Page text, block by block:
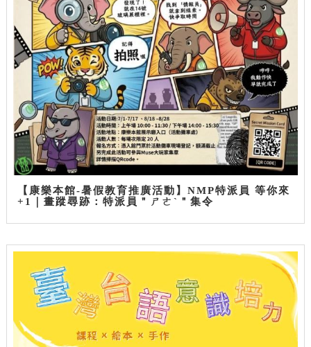
【康樂本館-暑假教育推廣活動】NMP特派員 等你來
+1｜畫蹤尋跡：特派員＂ㄕㄜˋ＂集令